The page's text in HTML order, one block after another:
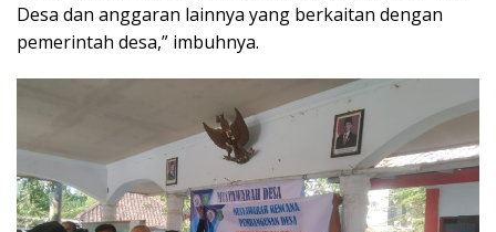
Desa dan anggaran lainnya yang berkaitan dengan
pemerintah desa,” imbuhnya.